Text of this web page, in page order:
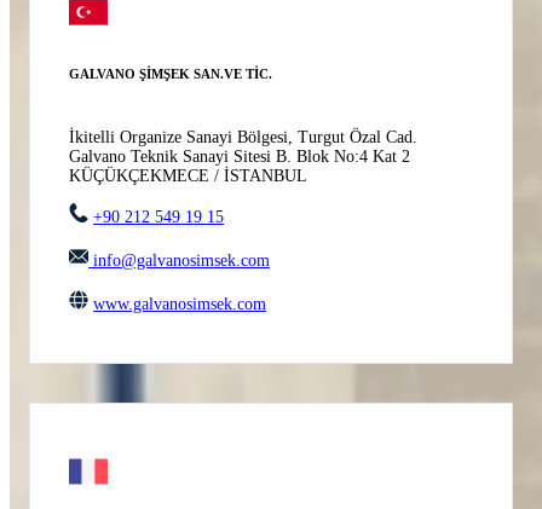
GALVANO ŞİMŞEK SAN.VE TİC.
İkitelli Organize Sanayi Bölgesi, Turgut Özal Cad.
Galvano Teknik Sanayi Sitesi B. Blok No:4 Kat 2
KÜÇÜKÇEKMECE / İSTANBUL
+90 212 549 19 15
info@galvanosimsek.com
www.galvanosimsek.com